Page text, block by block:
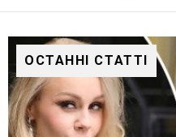
ОСТАННІ СТАТТІ